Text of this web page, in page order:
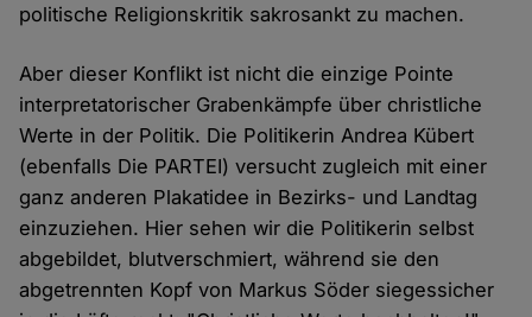
politische Religionskritik sakrosankt zu machen.
Aber dieser Konflikt ist nicht die einzige Pointe
interpretatorischer Grabenkämpfe über christliche
Werte in der Politik. Die Politikerin Andrea Kübert
(ebenfalls Die PARTEI) versucht zugleich mit einer
ganz anderen Plakatidee in Bezirks- und Landtag
einzuziehen. Hier sehen wir die Politikerin selbst
abgebildet, blutverschmiert, während sie den
abgetrennten Kopf von Markus Söder siegessicher